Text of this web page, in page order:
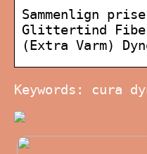
Sammenlign
Glittertind
(Extra Varm)
Keywords: cura